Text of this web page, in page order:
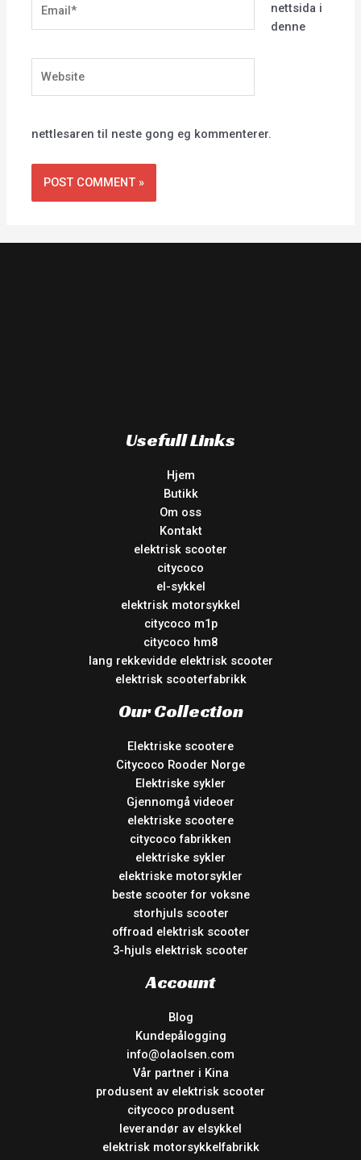
nettsida i
denne
nettlesaren til neste gong eg kommenterer.
Usefull Links
Hjem
Butikk
Om oss
Kontakt
elektrisk scooter
citycoco
el-sykkel
elektrisk motorsykkel
citycoco m1p
citycoco hm8
lang rekkevidde elektrisk scooter
elektrisk scooterfabrikk
Our Collection
Elektriske scootere
Citycoco Rooder Norge
Elektriske sykler
Gjennomgå videoer
elektriske scootere
citycoco fabrikken
elektriske sykler
elektriske motorsykler
beste scooter for voksne
storhjuls scooter
offroad elektrisk scooter
3-hjuls elektrisk scooter
Account
Blog
Kundepålogging
info@olaolsen.com
Vår partner i Kina
produsent av elektrisk scooter
citycoco produsent
leverandør av elsykkel
elektrisk motorsykkelfabrikk